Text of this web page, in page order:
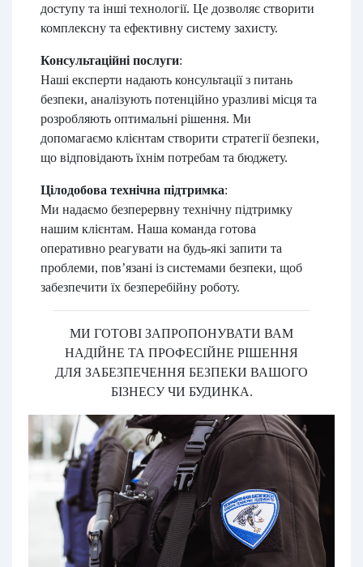
доступу та інші технології. Це дозволяє створити
комплексну та ефективну систему захисту.
Консультаційні послуги:
Наші експерти надають консультації з питань
безпеки, аналізують потенційно уразливі місця та
розробляють оптимальні рішення. Ми
допомагаємо клієнтам створити стратегії безпеки,
що відповідають їхнім потребам та бюджету.
Цілодобова технічна підтримка:
Ми надаємо безперервну технічну підтримку
нашим клієнтам. Наша команда готова
оперативно реагувати на будь-які запити та
проблеми, пов’язані із системами безпеки, щоб
забезпечити їх безперебійну роботу.
МИ ГОТОВІ ЗАПРОПОНУВАТИ ВАМ
НАДІЙНЕ ТА ПРОФЕСІЙНЕ РІШЕННЯ
ДЛЯ ЗАБЕЗПЕЧЕННЯ БЕЗПЕКИ ВАШОГО
БІЗНЕСУ ЧИ БУДИНКА.